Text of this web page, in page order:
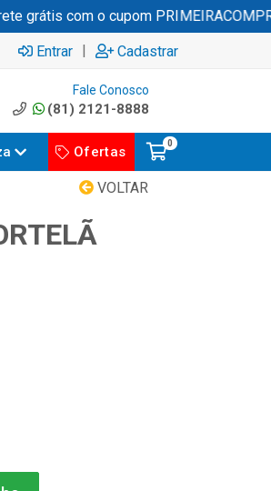
com o cupom PRIMEIRACOMPRA
Entrar | Cadastrar
Fale Conosco
(81) 2121-8888
Ofertas
0
VOLTAR